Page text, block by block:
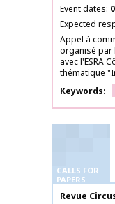
Event dates
Expected
Appel à
organisé par
avec l'ESRA
thématique
Keywords
CALLS FOR
PAPERS
Publication
Revue